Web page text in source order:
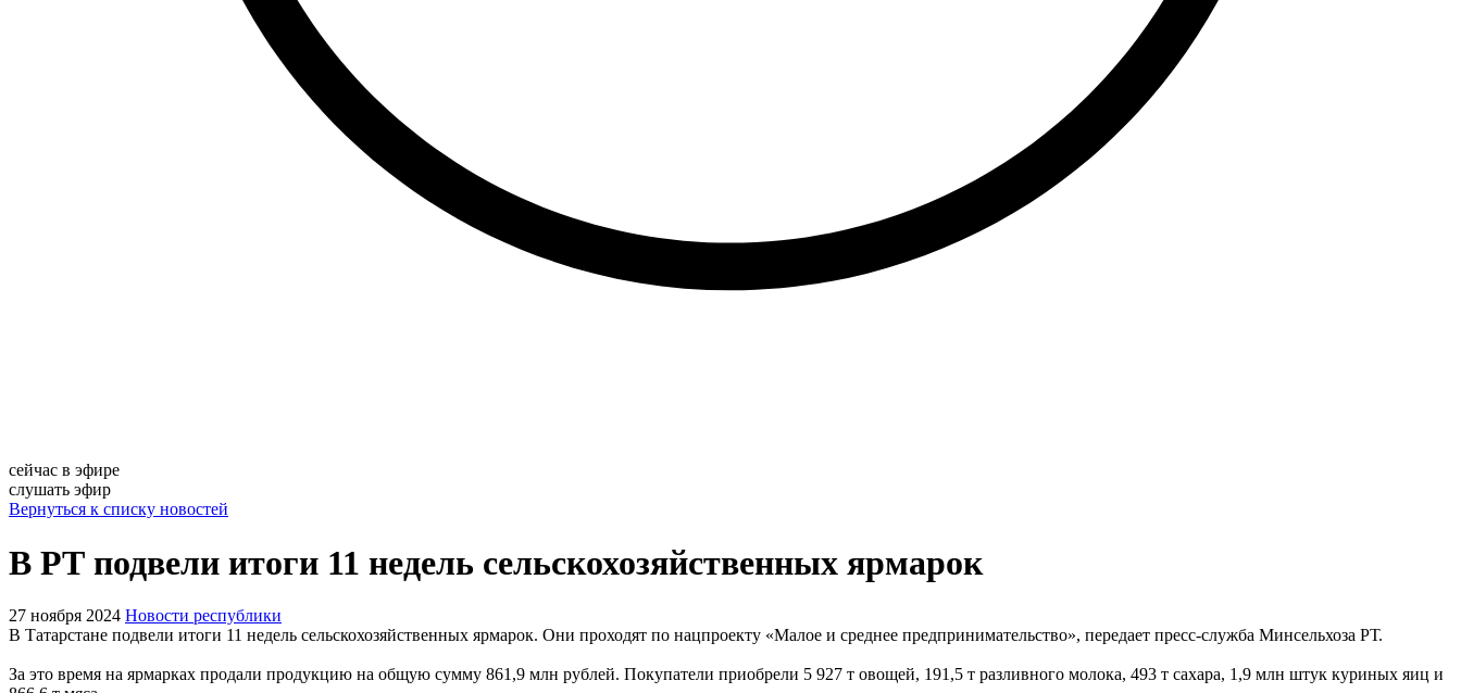
сейчас в эфире
слушать эфир
Вернуться к списку новостей
В РТ подвели итоги 11 недель сельскохозяйственных ярмарок
27 ноября 2024 Новости республики
В Татарстане подвели итоги 11 недель сельскохозяйственных ярмарок. Они проходят по нацпроекту «Малое и среднее предпринимательство», передает пресс-служба Минсельхоза РТ.
За это время на ярмарках продали продукцию на общую сумму 861,9 млн рублей. Покупатели приобрели 5 927 т овощей, 191,5 т разливного молока, 493 т сахара, 1,9 млн штук куриных яиц и